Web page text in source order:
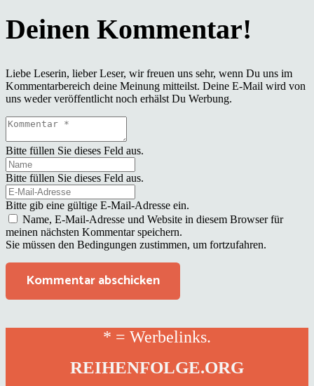
Liebe Leserin, lieber Leser, wir freuen uns sehr, wenn Du uns im
Kommentarbereich deine Meinung mitteilst. Deine E-Mail wird von
uns weder veröffentlicht noch erhälst Du Werbung.
Bitte füllen Sie dieses Feld aus.
Bitte füllen Sie dieses Feld aus.
Bitte gib eine gültige E-Mail-Adresse ein.
Name, E-Mail-Adresse und Website in diesem Browser für
meinen nächsten Kommentar speichern.
Sie müssen den Bedingungen zustimmen, um fortzufahren.
Kommentar abschicken
* = Werbelinks.
REIHENFOLGE.ORG